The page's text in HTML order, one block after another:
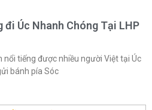
đi Úc Nhanh Chóng Tại LHP
nổi tiếng được nhiều người Việt tại Úc
bánh pía Sóc